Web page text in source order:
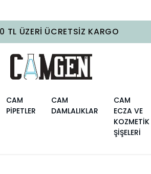
TL ÜZERI ÜCRETSIZ KARGO
CAM
PİPETLER
CAM
DAMLALIKLAR
CAM
ECZA VE
KOZMETİK
ŞİŞELERİ